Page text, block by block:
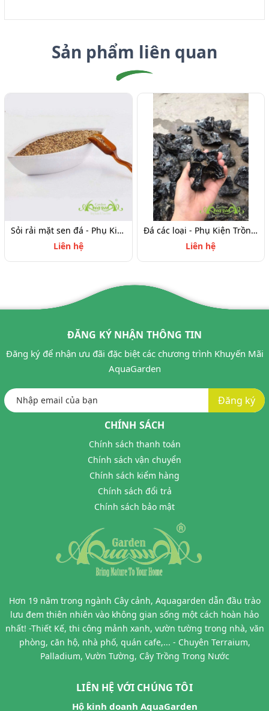
Sản phẩm liên quan
Sỏi rải mặt sen đá - Phụ Kiện Trồng Terrarium
Liên hệ
Đá các loại - Phụ Kiện Trồng Terrarium
Liên hệ
ĐĂNG KÝ NHẬN THÔNG TIN
Đăng ký để nhận ưu đãi đặc biệt các chương trình Khuyến Mãi
AquaGarden
Đăng ký
CHÍNH SÁCH
Chính sách thanh toán
Chính sách vận chuyển
Chính sách kiểm hàng
Chính sách đổi trả
Chính sách bảo mật
Hơn 19 năm trong ngành Cây cảnh, Aquagarden dẫn đầu trào
lưu đem thiên nhiên vào không gian sống một cách hoàn hảo
nhất! -Thiết Kế, thi công mảnh xanh, vườn tường trong nhà, văn
phòng, căn hộ, nhà phố, quán cafe,... - Chuyên Terraium,
Palladium, Vườn Tường, Cây Trồng Trong Nước
LIÊN HỆ VỚI CHÚNG TÔI
Hộ kinh doanh AquaGarden